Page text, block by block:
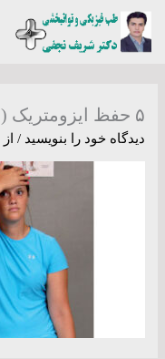
پرش
۵ حفظ ایزومتریک (هولد ایزومتریک)
دیدگاه‌ خود را بنویسید / از